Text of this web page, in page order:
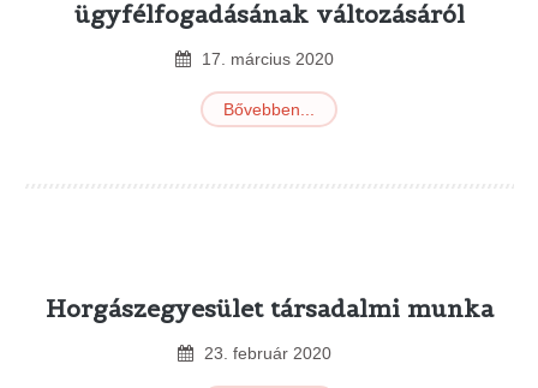
ügyfélfogadásának változásáról
17 március 2020
Bővebben...
Horgászegyesület társadalmi munka
23 február 2020